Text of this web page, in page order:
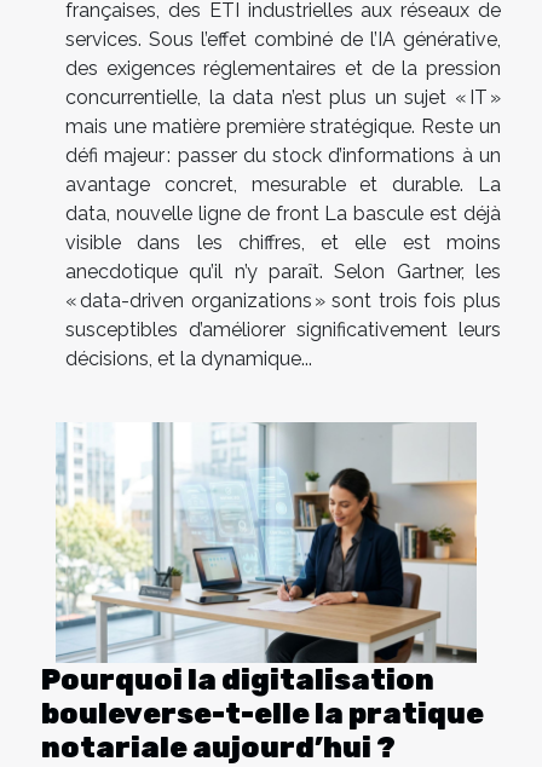
françaises, des ETI industrielles aux réseaux de
services. Sous l’effet combiné de l’IA générative,
des exigences réglementaires et de la pression
concurrentielle, la data n’est plus un sujet « IT »
mais une matière première stratégique. Reste un
défi majeur : passer du stock d’informations à un
avantage concret, mesurable et durable. La
data, nouvelle ligne de front La bascule est déjà
visible dans les chiffres, et elle est moins
anecdotique qu’il n’y paraît. Selon Gartner, les
« data-driven organizations » sont trois fois plus
susceptibles d’améliorer significativement leurs
décisions, et la dynamique...
Pourquoi la digitalisation
bouleverse-t-elle la pratique
notariale aujourd’hui ?